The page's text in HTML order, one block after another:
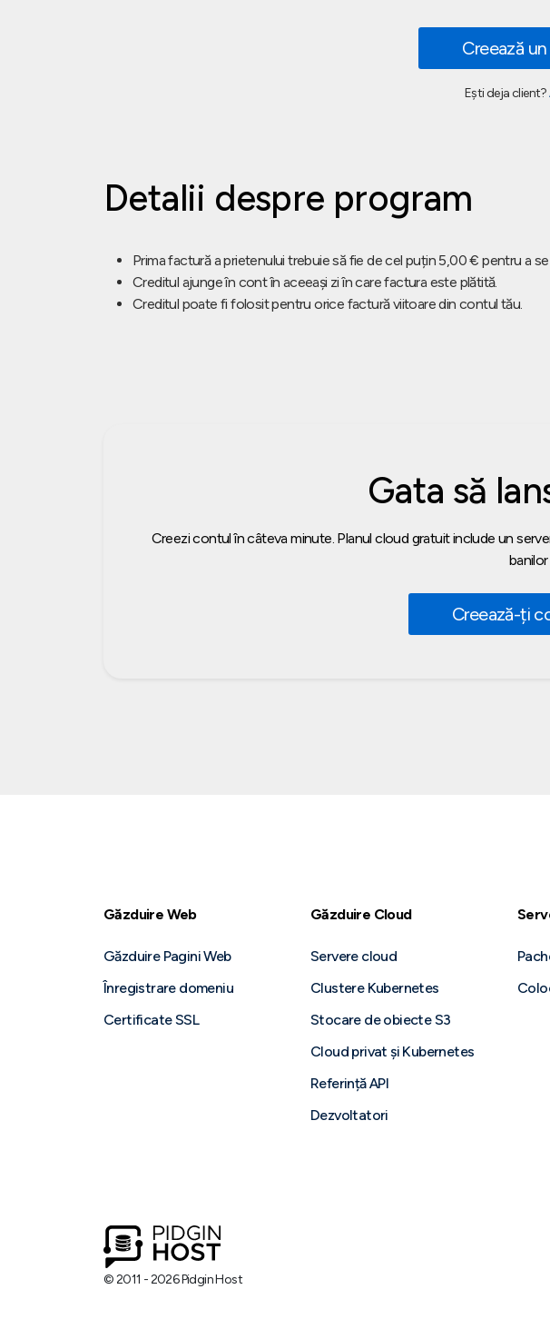
Creează
Ești deja client?
Detalii despre program
Prima factură a prietenului trebuie să fie de cel puțin 5,00 € pentru a se
Creditul ajunge în cont în aceeași zi în care factura este plătită.
Creditul poate fi folosit pentru orice factură viitoare din contul tău.
Gata să
Creezi contul în câteva minute. Planul cloud gratuit include un
Creează-ți
Găzduire Web
Găzduire Pagini Web
Înregistrare domeniu
Certificate SSL
Găzduire Cloud
Servere cloud
Clustere Kubernetes
Stocare de obiecte S3
Cloud privat și Kubernetes
Referință API
Dezvoltatori
© 2011 - 2026 Pidgin Host